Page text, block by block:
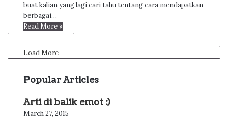
buat kalian yang lagi cari tahu tentang cara mendapatkan
berbagai…
Read More »
Load More
Popular Articles
Arti di balik emot :)
March 27, 2015